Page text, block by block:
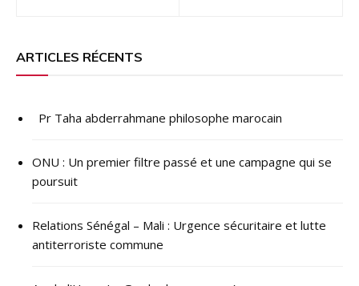
l’article
ARTICLES RÉCENTS
Pr Taha abderrahmane philosophe marocain
ONU : ​Un premier filtre passé et une campagne qui se
poursuit
Relations Sénégal – Mali : Urgence sécuritaire et lutte
antiterroriste commune